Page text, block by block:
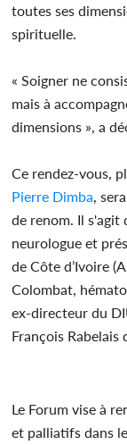
toutes ses
spirituelle.
« Soigner ne
mais à
dimensions », a
Ce rendez-vous,
Pierre Dimba,
de renom. Il s'agit
neurologue et
de Côte d’Ivoire
Colombat,
ex-directeur du
François Rabelais
Le Forum vise à
et palliatifs dans